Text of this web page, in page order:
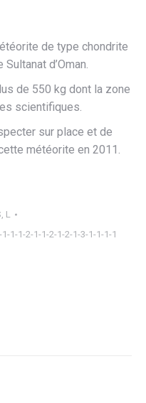
de type chondrite
d’Oman.
de 550 kg dont la zone
scientifiques.
sur place et de
météorite en 2011.
, L
1-1-2-1-1-2-1-2-1-3-1-1-1-1